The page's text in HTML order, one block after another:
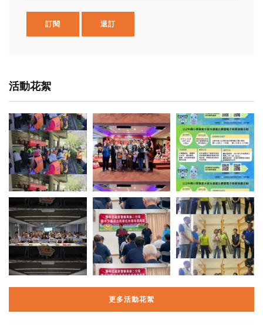
訂閱 退訂
活動花絮
更多活動花絮